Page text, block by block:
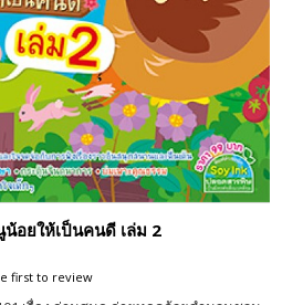
อยให้เป็นคนดี เล่ม 2
first to review